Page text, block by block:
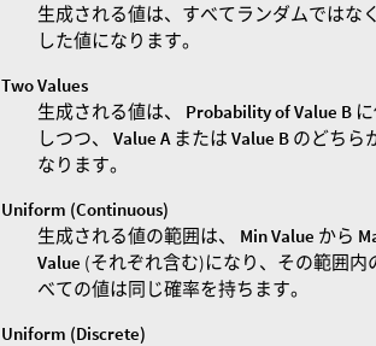
生成される値は、すべてランダムではな
した値になります。
Two Values
生成される値は、 Probability of Value B
しつつ、 Value A または Value B のどちら
なります。
Uniform (Continuous)
生成される値の範囲は、 Min Value から
Value (それぞれ含む)になり、その範囲内
べての値は同じ確率を持ちます。
Uniform (Discrete)